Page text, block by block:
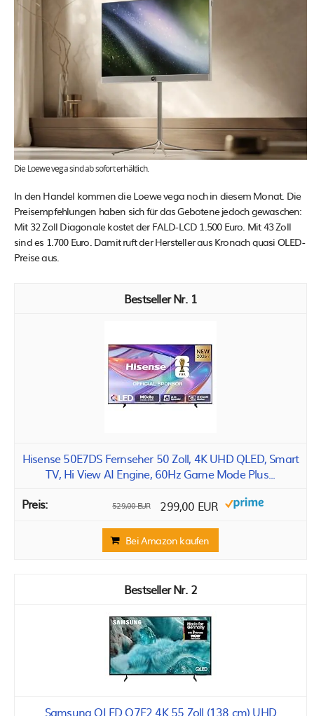
Die Loewe vega sind ab sofort erhältlich.
In den Handel kommen die Loewe vega noch in diesem Monat. Die
Preisempfehlungen haben sich für das Gebotene jedoch gewaschen:
Mit 32 Zoll Diagonale kostet der FALD-LCD 1.500 Euro. Mit 43 Zoll
sind es 1.700 Euro. Damit ruft der Hersteller aus Kronach quasi OLED-
Preise aus.
1
Hisense 50E7DS Fernseher 50 Zoll, 4K UHD QLED, Smart
TV, Hi View AI Engine, 60Hz Game Mode Plus...
529,00 EUR 299,00 EUR
Bei Amazon kaufen
2
Samsung QLED Q7F2 4K 55 Zoll (138 cm) UHD